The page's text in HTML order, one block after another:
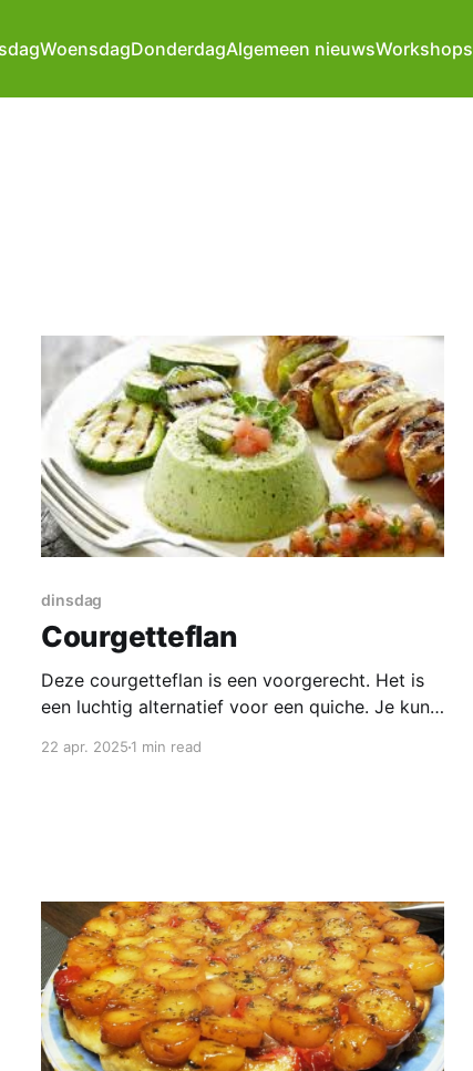
WoensdagDonderdagAlgemeen nieuwsWorkshops
dinsdag
Courgetteflan
Deze courgetteflan is een voorgerecht. Het is
een luchtig alternatief voor een quiche. Je kunt
flan is oorspronkelijk een ‘eiervla’. De meest
22 apr. 20251 min read